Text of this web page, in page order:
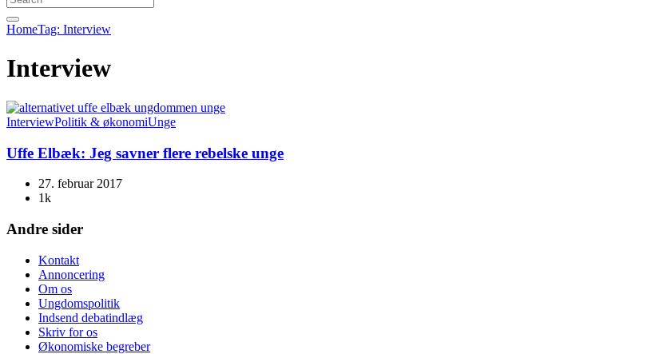
HomeTag: Interview
Interview
InterviewPolitik & økonomiUnge
Uffe Elbæk: Jeg savner flere rebelske unge
27. februar 2017
1k
Andre sider
Kontakt
Annoncering
Om os
Ungdomspolitik
Indsend debatindlæg
Skriv for os
Økonomiske begreber